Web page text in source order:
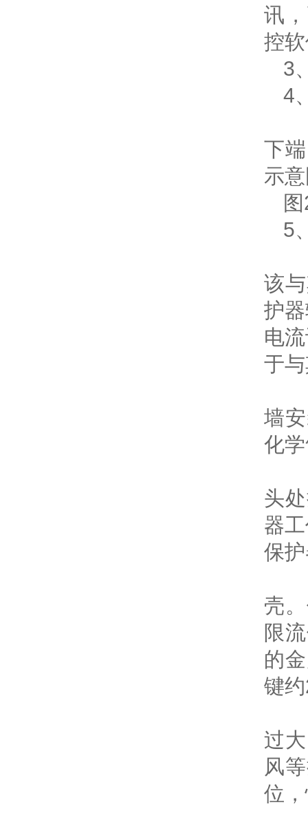
讯
控
3
4
下
示
5
该
护
电
于
墙
化
头
器
保
壳
限
的
键
过
风
位